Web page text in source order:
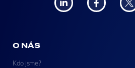
O NÁS
Kdo jsme?